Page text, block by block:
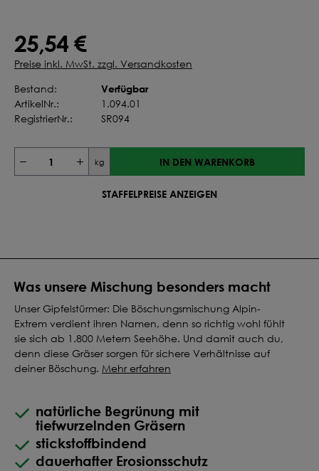
Was unsere Mischung besonders macht
Unser Gipfelstürmer: Die Böschungsmischung Alpin-
Extrem verdient ihren Namen, denn so richtig wohl fühlt
sie sich ab 1.800 Metern Seehöhe. Und damit auch du,
denn diese Gräser sorgen für sichere Verhältnisse auf
deiner Böschung. Mehr erfahren
natürliche Begrünung mit
tiefwurzelnden Gräsern
stickstoffbindend
dauerhafter Erosionsschutz
25,54 €
Preise inkl. MwSt. zzgl. Versandkosten
Bestand:
Verfügbar
ArtikelNr.:
1.094.01
RegistrierNr.:
SR094
kg IN DEN WARENKORB
STAFFELPREISE ANZEIGEN